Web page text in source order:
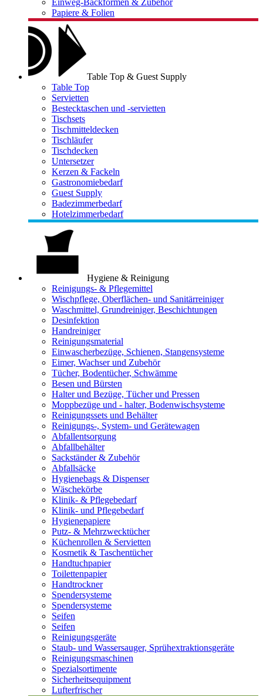
Einweg-Backformen & Zubehör
Papiere & Folien
Table Top & Guest Supply
Table Top
Servietten
Bestecktaschen und -servietten
Tischsets
Tischmitteldecken
Tischläufer
Tischdecken
Untersetzer
Kerzen & Fackeln
Gastronomiebedarf
Guest Supply
Badezimmerbedarf
Hotelzimmerbedarf
Hygiene & Reinigung
Reinigungs- & Pflegemittel
Wischpflege, Oberflächen- und Sanitärreiniger
Waschmittel, Grundreiniger, Beschichtungen
Desinfektion
Handreiniger
Reinigungsmaterial
Einwascherbezüge, Schienen, Stangensysteme
Eimer, Wachser und Zubehör
Tücher, Bodentücher, Schwämme
Besen und Bürsten
Halter und Bezüge, Tücher und Pressen
Moppbezüge und - halter, Bodenwischsysteme
Reinigungssets und Behälter
Reinigungs-, System- und Gerätewagen
Abfallentsorgung
Abfallbehälter
Sackständer & Zubehör
Abfallsäcke
Hygienebags & Dispenser
Wäschekörbe
Klinik- & Pflegebedarf
Klinik- und Pflegebedarf
Hygienepapiere
Putz- & Mehrzwecktücher
Küchenrollen & Servietten
Kosmetik & Taschentücher
Handtuchpapier
Toilettenpapier
Handtrockner
Spendersysteme
Spendersysteme
Seifen
Seifen
Reinigungsgeräte
Staub- und Wassersauger, Sprühextraktionsgeräte
Reinigungsmaschinen
Spezialsortimente
Sicherheitsequipment
Lufterfrischer